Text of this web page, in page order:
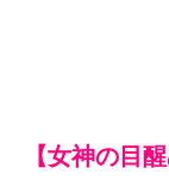
【女神の目